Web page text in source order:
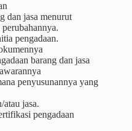
dan jasa menurut
pengadaan.
barang dan jasa
penyusunannya yang
atau jasa.
pengadaan